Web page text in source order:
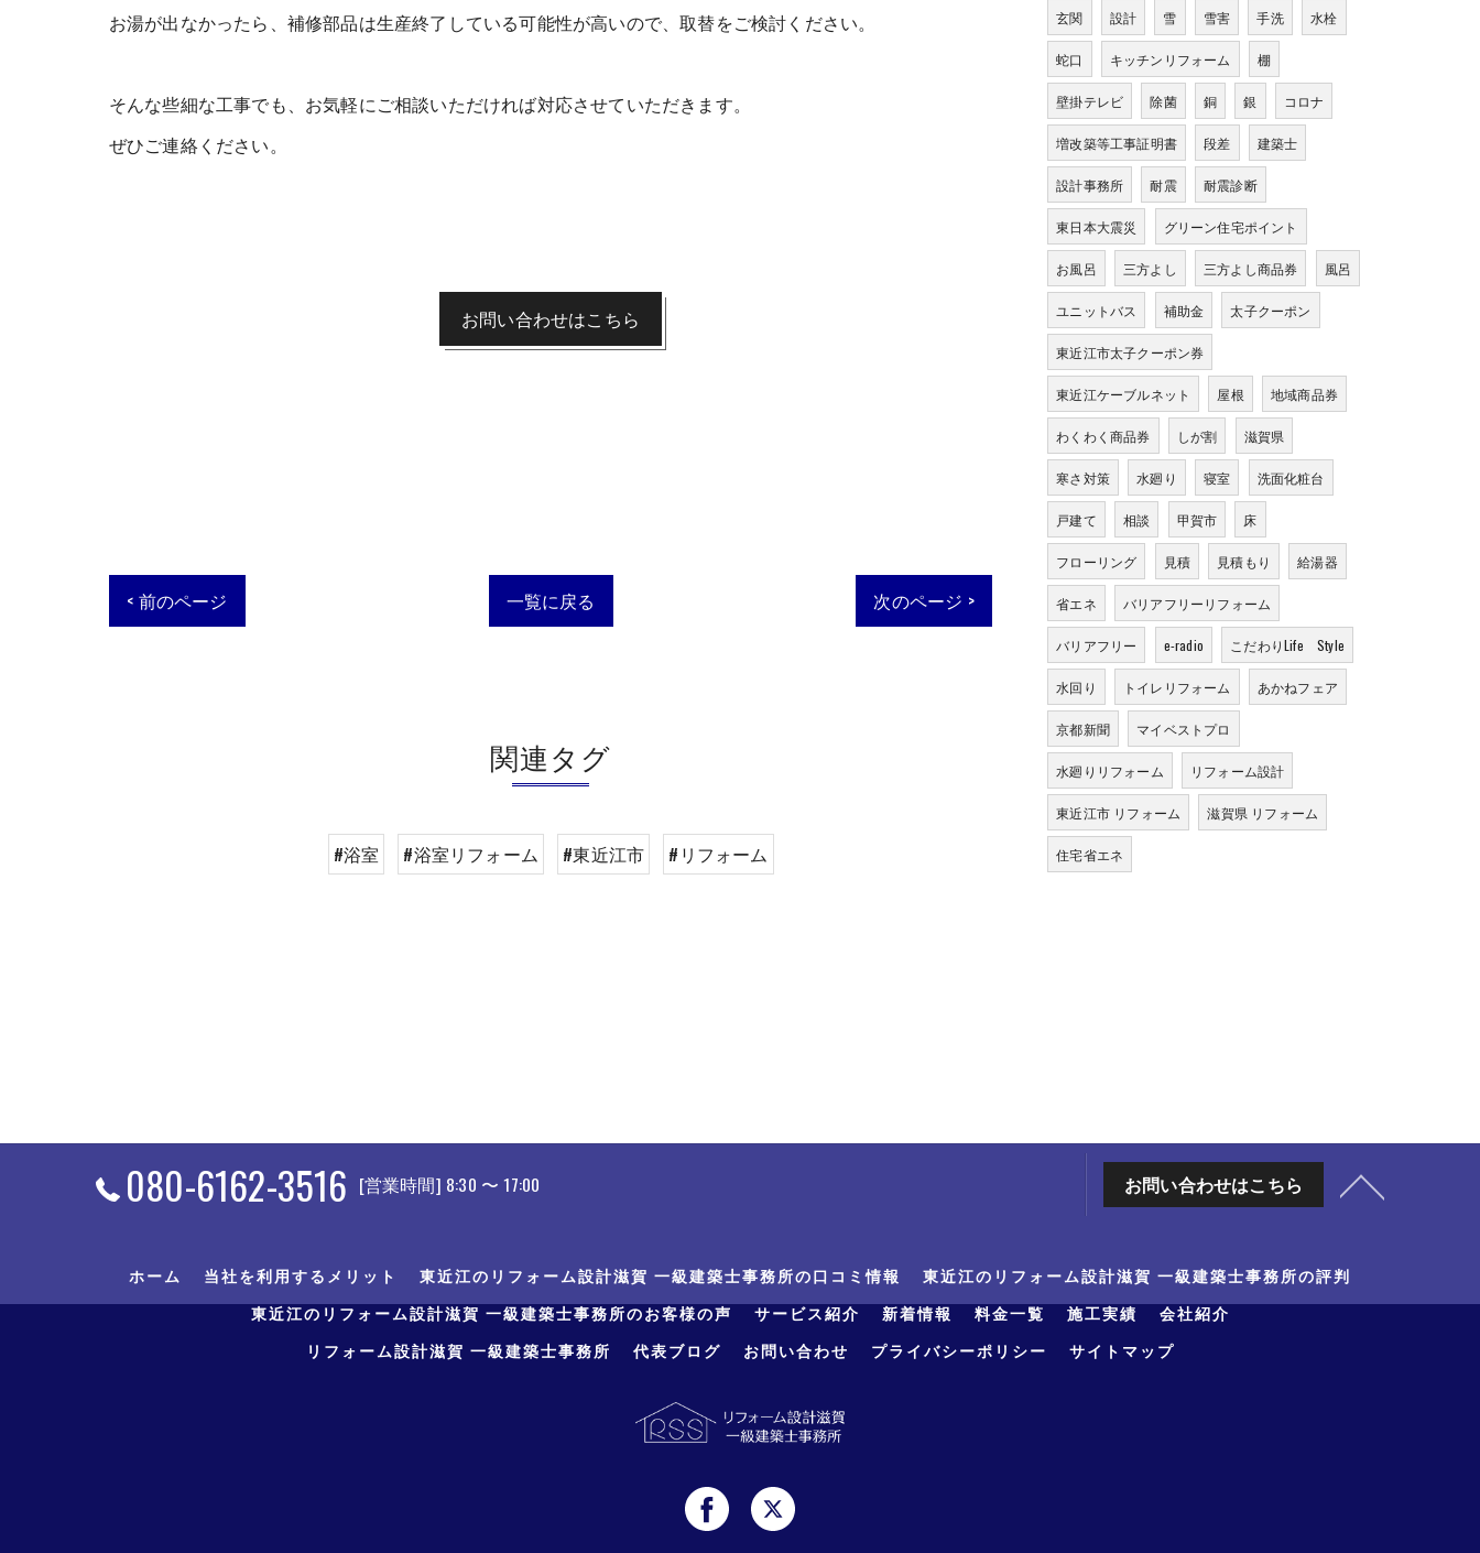
お湯が出なかったら、補修部品は生産終了している可能性が高いので、取替をご検討ください。
そんな些細な工事でも、お気軽にご相談いただければ対応させていただきます。
ぜひご連絡ください。
お問い合わせはこちら
< 前のページ 一覧に戻る 次のページ >
関連タグ
#浴室 #浴室リフォーム #東近江市 #リフォーム
玄関 設計 雪 雪害 手洗 水栓
蛇口 キッチンリフォーム 棚
壁掛テレビ 除菌 銅 銀 コロナ
増改築等工事証明書 段差 建築士
設計事務所 耐震 耐震診断
東日本大震災 グリーン住宅ポイント
お風呂 三方よし 三方よし商品券 風呂
ユニットバス 補助金 太子クーポン
東近江市太子クーポン券
東近江ケーブルネット 屋根 地域商品券
わくわく商品券 しが割 滋賀県
寒さ対策 水廻り 寝室 洗面化粧台
戸建て 相談 甲賀市 床
フローリング 見積 見積もり 給湯器
省エネ バリアフリーリフォーム
バリアフリー e-radio こだわりLife Style
水回り トイレリフォーム あかねフェア
京都新聞 マイベストプロ
水廻りリフォーム リフォーム設計
東近江市 リフォーム 滋賀県 リフォーム
住宅省エネ
080-6162-3516 [営業時間] 8:30 〜 17:00 お問い合わせはこちら
ホーム 当社を利用するメリット 東近江のリフォーム設計滋賀 一級建築士事務所の口コミ情報
東近江のリフォーム設計滋賀 一級建築士事務所の評判
東近江のリフォーム設計滋賀 一級建築士事務所のお客様の声
サービス紹介 新着情報 料金一覧 施工実績
会社紹介
リフォーム設計滋賀 一級建築士事務所
代表ブログ お問い合わせ プライバシーポリシー サイトマップ